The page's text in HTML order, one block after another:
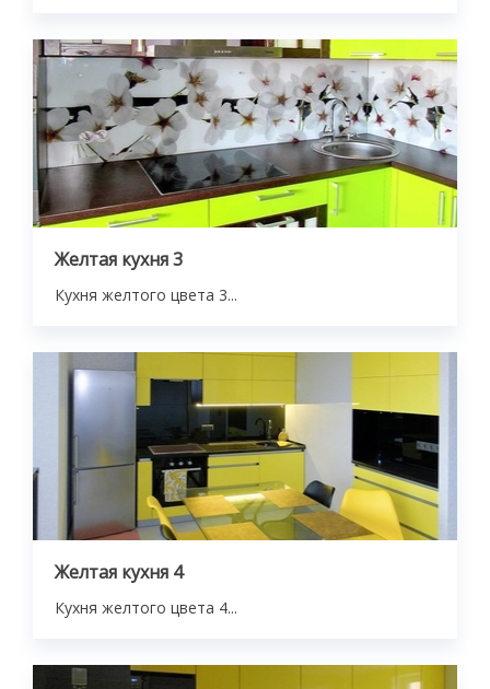
Желтая кухня 3
Кухня желтого цвета 3...
Желтая кухня 4
Кухня желтого цвета 4...